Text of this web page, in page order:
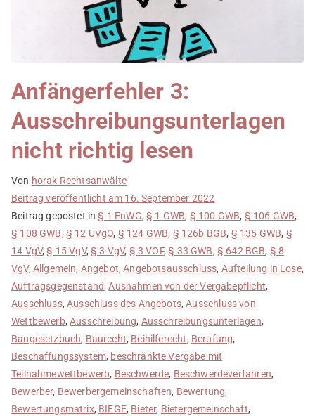
Anfängerfehler 3:
Ausschreibungsunterlagen
nicht richtig lesen
Von horak Rechtsanwälte
Beitrag veröffentlicht am 16. September 2022
Beitrag gepostet in§ 1 EnWG,§ 1 GWB, § 100 GWB, § 106 GWB,
§ 108 GWB, § 12 UVgO, § 124 GWB, § 126b BGB, § 135 GWB, §
14 VgV,§ 15 VgV,§ 3 VgV, § 3 VOF,§ 33 GWB, § 642 BGB, § 8
VgV, Allgemein, Angebot,Angebotsausschluss, Aufteilung in Lose,
Auftragsgegenstand,Ausnahmen von der Vergabepflicht,
Ausschluss,Ausschluss des Angebots,Ausschluss von
Wettbewerb,Ausschreibung, Ausschreibungsunterlagen,
Baugesetzbuch, Baurecht, Beihilferecht, Berufung,
Beschaffungssystem, beschränkte Vergabe mit
Teilnahmewettbewerb, Beschwerde, Beschwerdeverfahren,
Bewerber, Bewerbergemeinschaften, Bewertung,
Bewertungsmatrix, BIEGE, Bieter, Bietergemeinschaft,